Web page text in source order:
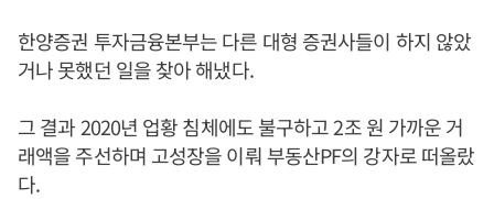
한양증권 투자금융본부는 다른 대형 증권사들이 하지 않았
거나 못했던 일을 찾아 해냈다.
그 결과 2020년 업황 침체에도 불구하고 2조 원 가까운 거
래액을 주선하며 고성장을 이뤄 부동산PF의 강자로 떠올랐
다.